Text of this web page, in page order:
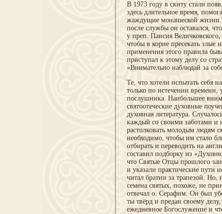
В 1973 году в скиту стали
здесь длительное время,
жаждущие монашеской жизни.
после службы он оставался,
у преп. Паисия
чтобы в корне пресекать злые
применения этого правила
приступал к этому делу со
«Внимательно наблюдай за
Те, что хотели испытать себя
только по истечении времени,
послушника. Наибольшее
святоотеческие духовные
духовная литература.
каждый со своими заботами и
растолковать молодым людям
необходимо, чтобы им стало
отбирать и переводить на
составил подборку из
что Святые Отцы прошлого
и указали практические пути
читал братии за трапезой.
семена святых, похоже, не
отвечал о. Серафим. Он был
ты твёрд и предан своему
ежедневное Богослужение и